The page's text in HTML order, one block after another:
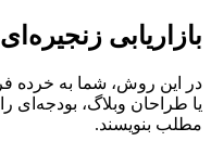
بازاریابی زنجیره ای
در این روش، شما به خرده
یا طراحان وبلاگ، بودجه ای
مطلب بنویسند.